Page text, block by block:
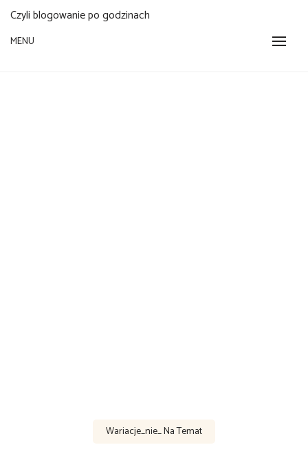
Czyli blogowanie po godzinach
MENU
Wariacje_nie_ Na Temat